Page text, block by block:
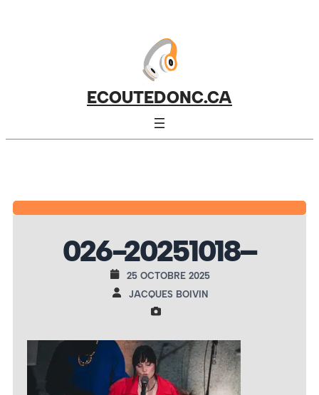
ECOUTEDONC.CA
026-20251018–
25 OCTOBRE 2025
JACQUES BOIVIN